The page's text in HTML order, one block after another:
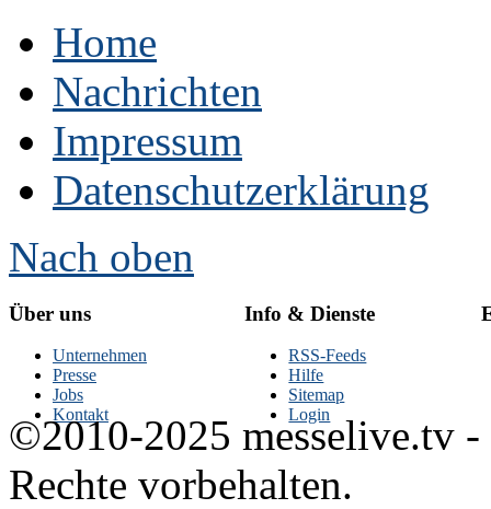
Home
Nachrichten
Impressum
Datenschutzerklärung
Nach oben
Über uns
Unternehmen
Presse
Jobs
Kontakt
Info & Dienste
RSS-Feeds
Hilfe
Sitemap
Login
©2010-2025 messelive.tv -
Rechte vorbehalten.